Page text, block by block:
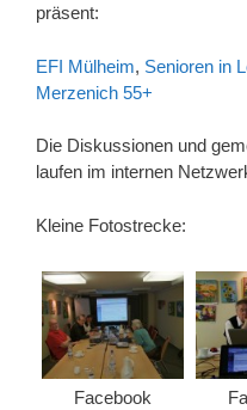
präsent:
EFI Mülheim, Senioren in
Merzenich 55+
Die Diskussionen und
laufen im internen
Kleine Fotostrecke:
Facebook